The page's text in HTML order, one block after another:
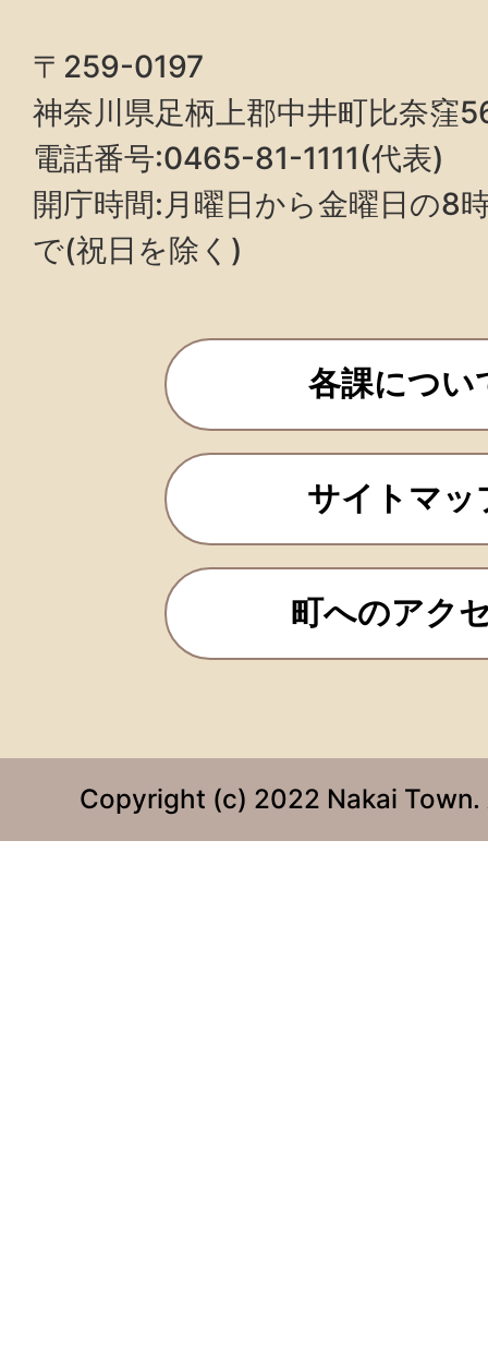
〒259-0197
神奈川県足柄上郡中井町比奈窪
電話番号:0465-81-1111(代表)
開庁時間:月曜日から金曜日の8
で(祝日を除く)
各課につい
サイトマッ
町へのアク
Copyright (c) 2022 Nakai Town.